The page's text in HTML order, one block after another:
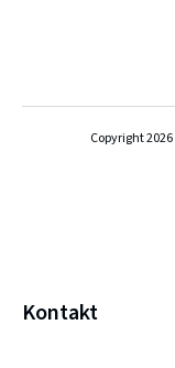
Kontakt
Copyright 2026